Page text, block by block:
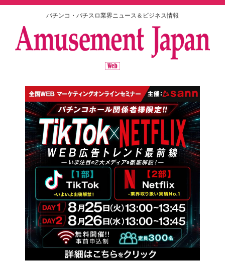
パチンコ・パチスロ業界ニュース＆ビジネス情報